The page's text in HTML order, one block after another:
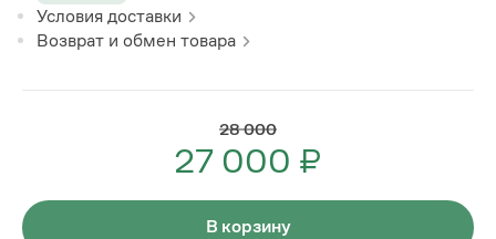
Условия доставки
Возврат и обмен товара
28 000
27 000 ₽
В корзину